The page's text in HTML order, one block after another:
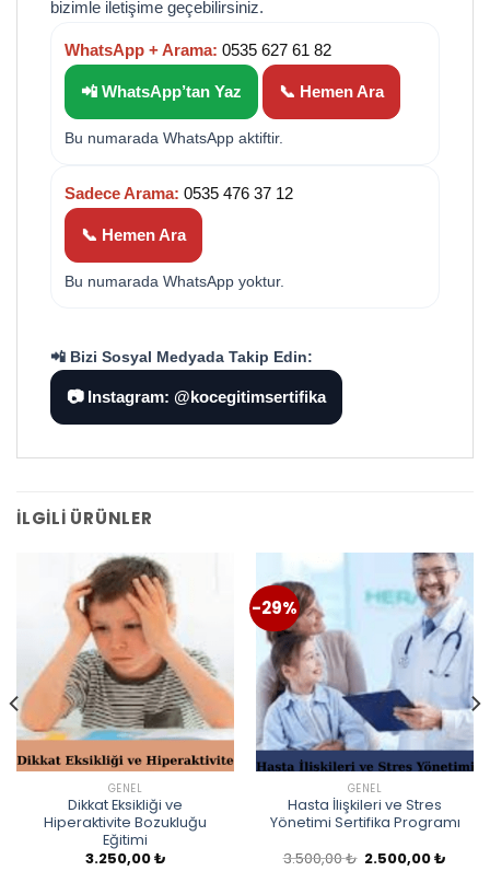
bizimle iletişime geçebilirsiniz.
WhatsApp + Arama: 0535 627 61 82
📲 WhatsApp’tan Yaz 📞 Hemen Ara
Bu numarada WhatsApp aktiftir.
Sadece Arama: 0535 476 37 12
📞 Hemen Ara
Bu numarada WhatsApp yoktur.
📲 Bizi Sosyal Medyada Takip Edin:
📷 Instagram: @kocegitimsertifika
İLGILI ÜRÜNLER
GENEL
Dikkat Eksikliği ve
Hiperaktivite Bozukluğu
Eğitimi
3.250,00₺
-29%
GENEL
Hasta İlişkileri ve Stres
Yönetimi Sertifika Programı
3.500,00₺ Orijinal
2.500,00₺